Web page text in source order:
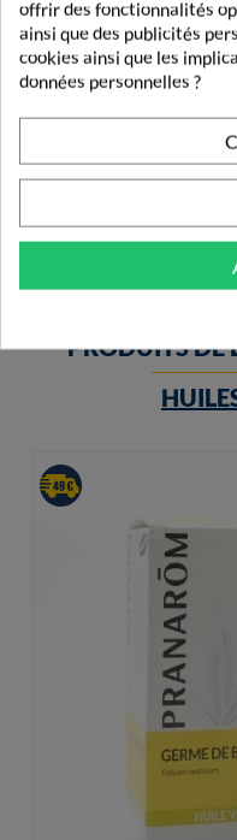
PRODUITS DE
offrir des fonctionnalités
ainsi que des publicités
cookies ainsi que les
données personnelles ?